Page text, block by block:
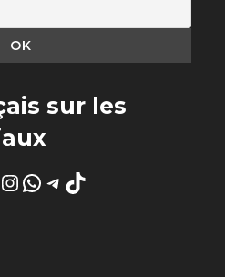
sur les
Instagram
WhatsApp
Telegram
TikTok